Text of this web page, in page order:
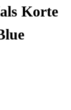
Korte